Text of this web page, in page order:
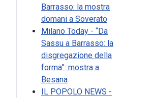
Barrasso: la mostra
domani a Soverato
Milano Today - “Da
Sassu a Barrasso: la
disgregazione della
forma”: mostra a
Besana
IL POPOLO NEWS -